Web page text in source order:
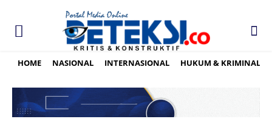
HOME NASIONAL INTERNASIONAL HUKUM & KRIMINAL